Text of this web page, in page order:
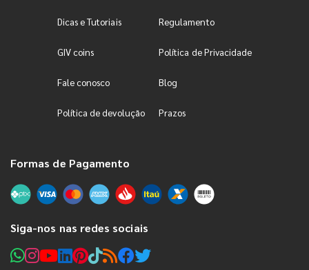
Dicas e Tutoriais Regulamento
GIV coins Política de Privacidade
Fale conosco Blog
Política de devolução Prazos
Formas de Pagamento
Siga-nos nas redes sociais